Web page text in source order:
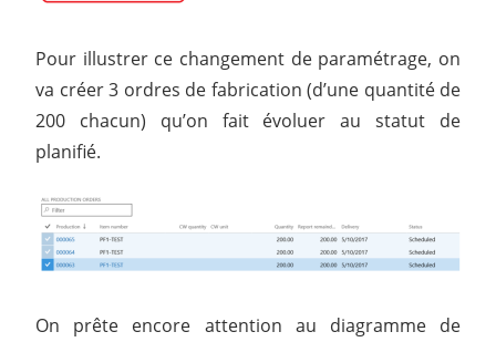
Pour illustrer ce changement de paramétrage, on
va créer 3 ordres de fabrication (d’une quantité de
200 chacun) qu’on fait évoluer au statut de
planifié.
On prête encore attention au diagramme de